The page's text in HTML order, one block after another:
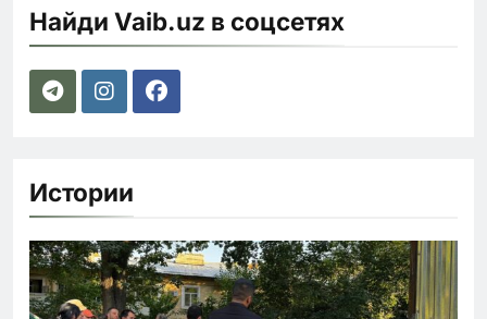
Найди Vaib.uz в соцсетях
Истории